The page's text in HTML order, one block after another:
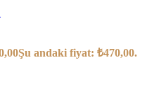
Şu andaki fiyat: ₺470,00.